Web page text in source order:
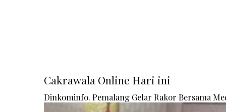
Cakrawala Online Hari ini
Dinkominfo. Pemalang Gelar Rakor Bersama